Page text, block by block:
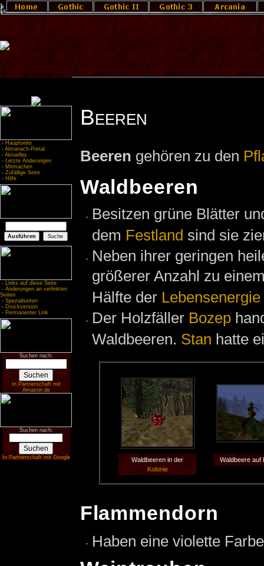
- Hauptseite
- Almanach-Portal
- Aktuelles
- Letzte Änderungen
- Mitmachen
- Zufällige Seite
- Hilfe
- Links auf diese Seite
- Änderungen an verlinkten
Seiten
- Spezialseiten
- Druckversion
- Permanenter Link
Suchen nach:
In Partnerschaft mit
Amazon.de
Suchen nach:
In Partnerschaft mit Google
Beeren
Beeren gehören zu den
Waldbeeren
Besitzen grüne Blätter
dem Festland sind sie
Neben ihrer geringen
größerer Anzahl zu
Hälfte der Lebensenergie
Der Holzfäller Bozep
Waldbeeren. Stan hatte
Waldbeeren in der
Kolonie
Waldbeere auf
Flammendorn
Haben eine violette